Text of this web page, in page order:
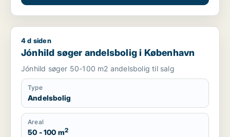
Jónhild søger andelsbolig i København
4 d siden
Jónhild søger andelsbolig i København
Jónhild søger 50-100 m2 andelsbolig til salg
Type
Andelsbolig
Areal
50 - 100 m2